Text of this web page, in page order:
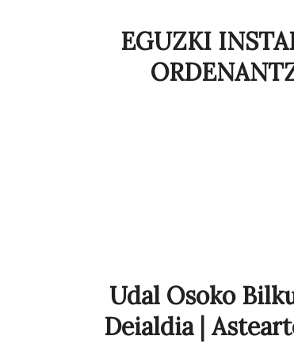
EGUZKI
Udal Osoko
Deialdia |